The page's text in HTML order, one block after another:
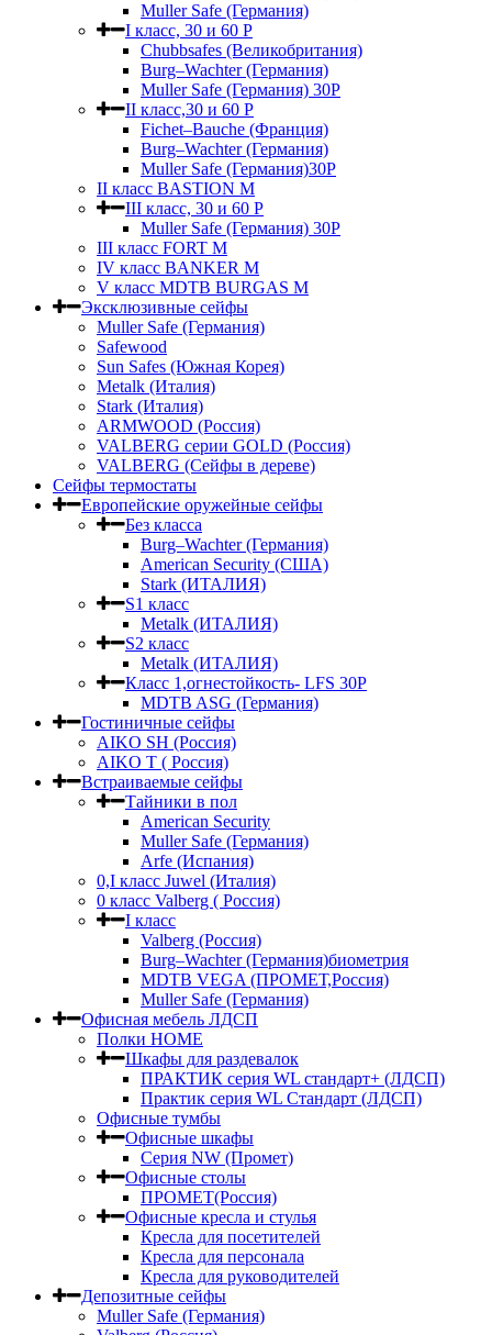
Muller Safe (Германия)
I класс, 30 и 60 P
Chubbsafes (Великобритания)
Burg–Wachter (Германия)
Muller Safe (Германия) 30Р
II класс,30 и 60 P
Fichet–Bauche (Франция)
Burg–Wachter (Германия)
Muller Safe (Германия)30P
II класс BASTION M
III класс, 30 и 60 P
Muller Safe (Германия) 30Р
III класс FORT M
IV класс BANKER M
V класс МDTB BURGAS M
Эксклюзивные сейфы
Muller Safe (Германия)
Safewood
Sun Safes (Южная Корея)
Metalk (Италия)
Stark (Италия)
ARMWOOD (Россия)
VALBERG серии GOLD (Россия)
VALBERG (Сейфы в дереве)
Сейфы термостаты
Европейские оружейные сейфы
Без класса
Burg–Wachter (Германия)
American Security (США)
Stark (ИТАЛИЯ)
S1 класс
Metalk (ИТАЛИЯ)
S2 класс
Metalk (ИТАЛИЯ)
Класс 1,огнестойкость- LFS 30P
MDTB ASG (Германия)
Гостиничные сейфы
AIKO SH (Россия)
AIKO Т ( Россия)
Встраиваемые сейфы
Тайники в пол
American Security
Muller Safe (Германия)
Arfe (Испания)
0,I класс Juwel (Италия)
0 класс Valberg ( Россия)
I класс
Valberg (Россия)
Burg–Wachter (Германия)биометрия
MDTB VEGA (ПРОМЕТ,Россия)
Muller Safe (Германия)
Офисная мебель ЛДСП
Полки HOME
Шкафы для раздевалок
ПРАКТИК серия WL стандарт+ (ЛДСП)
Практик серия WL Стандарт (ЛДСП)
Офисные тумбы
Офисные шкафы
Серия NW (Промет)
Офисные столы
ПРОМЕТ(Россия)
Офисные кресла и стулья
Кресла для посетителей
Кресла для персонала
Кресла для руководителей
Депозитные сейфы
Muller Safe (Германия)